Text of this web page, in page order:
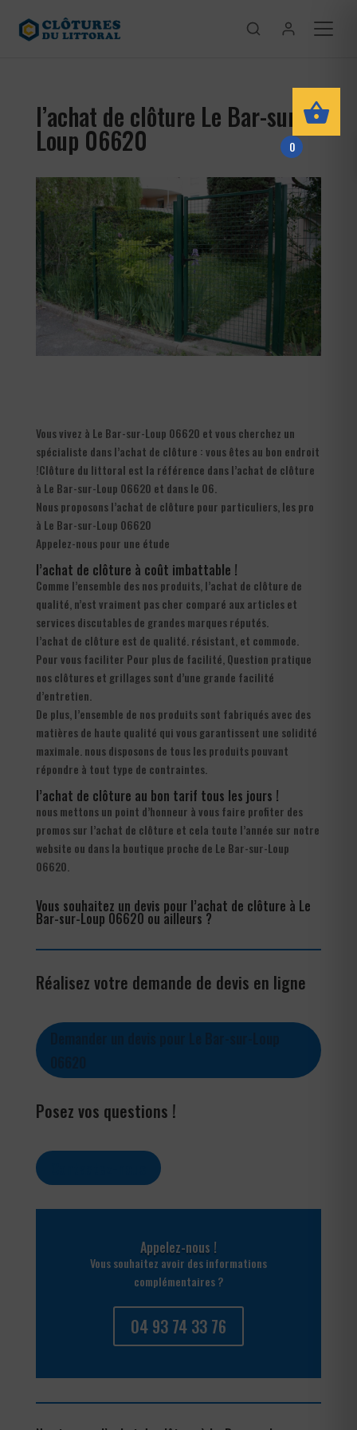
l’achat de clôture Le Bar-sur-
Loup 06620
Vous vivez à Le Bar-sur-Loup 06620 et vous cherchez un
spécialiste dans l’achat de clôture : vous êtes au bon endroit
!Clôture du littoral est la référence dans l’achat de clôture
à Le Bar-sur-Loup 06620 et dans le 06.
Nous proposons l’achat de clôture pour particuliers, les pro
à Le Bar-sur-Loup 06620
Appelez-nous pour une étude
l’achat de clôture à coût imbattable !
Comme l’ensemble des nos produits, l’achat de clôture de
qualité, n’est vraiment pas cher comparé aux articles et
services discutables de grandes marques réputés.
l’achat de clôture est de qualité. résistant, et commode.
Pour vous faciliter Pour plus de facilité, Question pratique
nos clôtures et grillages sont d’une grande facilité
d’entretien.
De plus, l’ensemble de nos produits sont fabriqués avec des
matières de haute qualité qui vous garantissent une solidité
maximale. nous disposons de tous les produits pouvant
répondre à tout type de contraintes.
l’achat de clôture au bon tarif tous les jours !
nous mettons un point d’honneur à vous faire profiter des
promos sur l’achat de clôture et cela toute l’année sur notre
website ou dans la boutique proche de Le Bar-sur-Loup
06620.
Vous souhaitez un devis pour l’achat de clôture à Le
Bar-sur-Loup 06620 ou ailleurs ?
Réalisez votre demande de devis en ligne
Posez vos questions !
Appelez-nous !
Vous souhaitez avoir des informations
complémentaires ?
04 93 74 33 76
0